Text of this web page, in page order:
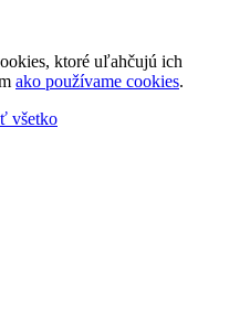
ktoré uľahčujú ich
ako používame cookies.
všetko